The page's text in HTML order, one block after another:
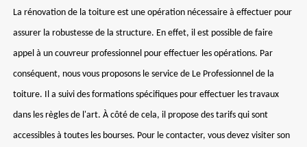
La rénovation de la toiture est une opération nécessaire à effectuer pour
assurer la robustesse de la structure. En effet, il est possible de faire
appel à un couvreur professionnel pour effectuer les opérations. Par
conséquent, nous vous proposons le service de Le Professionnel de la
toiture. Il a suivi des formations spécifiques pour effectuer les travaux
dans les règles de l'art. À côté de cela, il propose des tarifs qui sont
accessibles à toutes les bourses. Pour le contacter, vous devez visiter son